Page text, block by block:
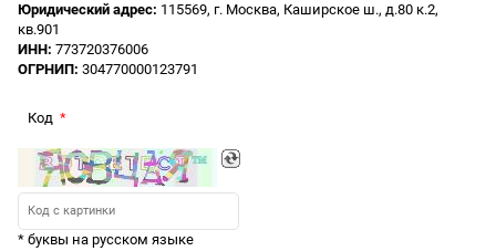
Юридический адрес: 115569, г. Москва, Каширское ш., д.80 к.2,
кв.901
ИНН: 773720376006
ОГРНИП: 304770000123791
Код
* буквы на русском языке